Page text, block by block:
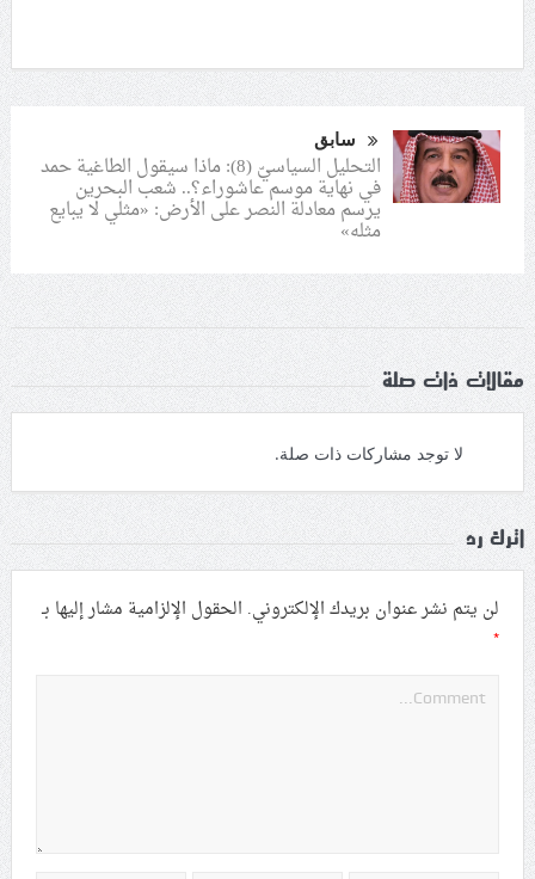
سابق
التحليل السياسيّ (8): ماذا سيقول الطاغية حمد
في نهاية موسم عاشوراء؟.. شعب البحرين
يرسم معادلة النصر على الأرض: «مثلي لا يبايع
مثله»
مقالات ذات صلة
لا توجد مشاركات ذات صلة.
اترك رد
لن يتم نشر عنوان بريدك الإلكتروني. الحقول الإلزامية مشار إليها بـ
*